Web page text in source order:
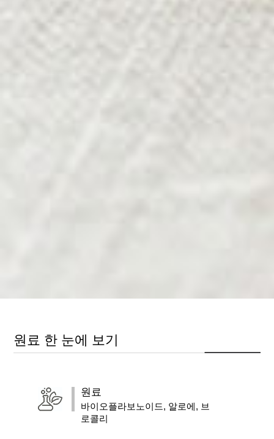
원료 한 눈에 보기
원료
바이오플라보노이드, 알로에, 브
로콜리